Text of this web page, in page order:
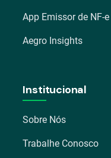
App Emissor de NF-e
Aegro Insights
Institucional
Sobre Nós
Trabalhe Conosco